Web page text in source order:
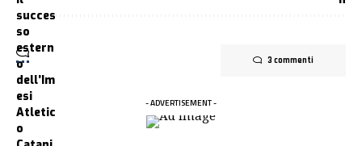
3 commenti
- ADVERTISEMENT -